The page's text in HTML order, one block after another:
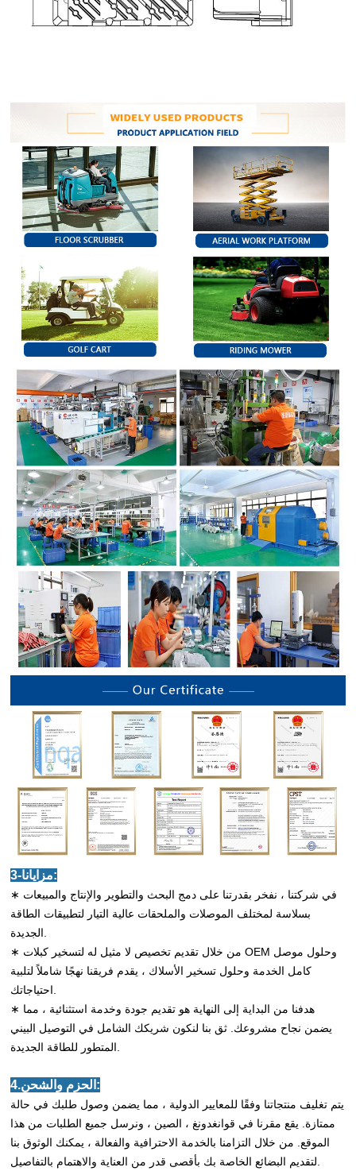
3-مزايانا:
∗ في شركتنا ، نفخر بقدرتنا على دمج البحث والتطوير والإنتاج والمبيعات
بسلاسة لمختلف الموصلات والملحقات عالية التيار لتطبيقات الطاقة
الجديدة.
∗ من خلال تقديم تخصيص لا مثيل له لتسخير كبلات OEM وحلول موصل
كامل الخدمة وحلول تسخير الأسلاك ، يقدم فريقنا نهجًا شاملاً لتلبية
احتياجاتك.
∗ هدفنا من البداية إلى النهاية هو تقديم جودة وخدمة استثنائية ، مما
يضمن نجاح مشروعك. ثق بنا لنكون شريكك الشامل في التوصيل البيني
المتطور للطاقة الجديدة.
4.الحزم والشحن:
يتم تغليف منتجاتنا وفقًا للمعايير الدولية ، مما يضمن وصول طلبك في حالة
ممتازة. يقع مقرنا في قوانغدونغ ، الصين ، ونرسل جميع الطلبات من هذا
الموقع. من خلال التزامنا بالخدمة الاحترافية والفعالة ، يمكنك الوثوق بنا
لتقديم البضائع الخاصة بك بأقصى قدر من العناية والاهتمام بالتفاصيل.